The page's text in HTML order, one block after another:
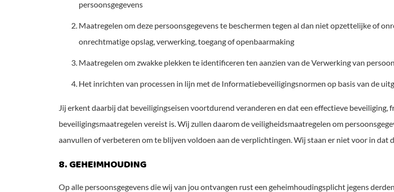
persoonsgegevens
Maatregelen om deze persoonsgegevens te beschermen tegen al dan niet opzettelijke of
onrechtmatige opslag, verwerking, toegang of openbaarmaking
Maatregelen om zwakke plekken te identificeren ten aanzien van de Verwerking van
Het inrichten van processen in lijn met de Informatiebeveiligingsnormen op basis van de
Jij erkent daarbij dat beveiligingseisen voortdurend veranderen en dat een effectieve
beveiligingsmaatregelen vereist is. Wij zullen daarom de veiligheidsmaatregelen om
aanvullen of verbeteren om te blijven voldoen aan de verplichtingen. Wij staan er niet voor in
8. GEHEIMHOUDING
Op alle persoonsgegevens die wij van jou ontvangen rust een geheimhoudingsplicht jegens